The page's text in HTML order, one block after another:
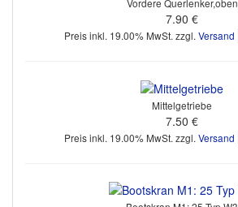
Vordere Querlenker,oben
7.90 €
Preis inkl. 19.00% MwSt. zzgl. Versand
Mittelgetriebe
7.50 €
Preis inkl. 19.00% MwSt. zzgl. Versand